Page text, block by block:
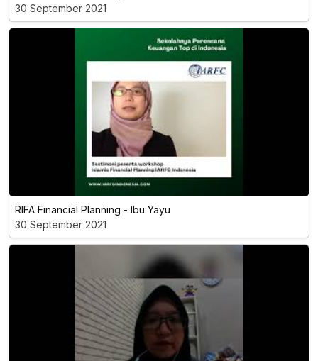
30 September 2021
RIFA Financial Planning - Ibu Yayu
30 September 2021